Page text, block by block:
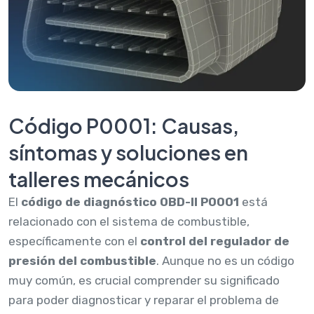
Código P0001: Causas,
síntomas y soluciones en
talleres mecánicos
El código de diagnóstico OBD-II P0001 está
relacionado con el sistema de combustible,
específicamente con el control del regulador de
presión del combustible. Aunque no es un código
muy común, es crucial comprender su significado
para poder diagnosticar y reparar el problema de